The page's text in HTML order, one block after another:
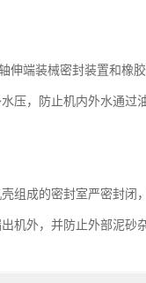
伸端装械密封装置和橡
压，防止机内外水通
组成的密封室严密封闭
机外，并防止外部泥